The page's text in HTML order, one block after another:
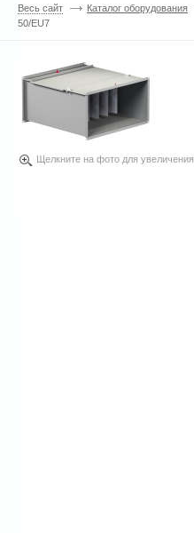
Весь сайт Каталог оборудования
50/EU7
Щелкните на фото для увеличения